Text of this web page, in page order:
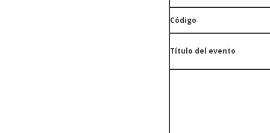
Código
Título del evento